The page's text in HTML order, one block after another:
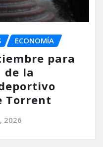
ECONOMÍA
para
de la
Torrent
2026